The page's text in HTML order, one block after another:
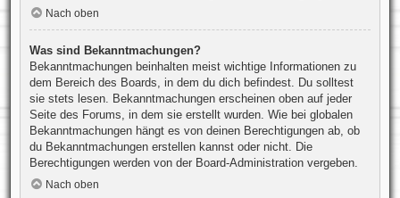
Nach oben
Was sind Bekanntmachungen?
Bekanntmachungen beinhalten meist wichtige Informationen zu
dem Bereich des Boards, in dem du dich befindest. Du solltest
sie stets lesen. Bekanntmachungen erscheinen oben auf jeder
Seite des Forums, in dem sie erstellt wurden. Wie bei globalen
Bekanntmachungen hängt es von deinen Berechtigungen ab, ob
du Bekanntmachungen erstellen kannst oder nicht. Die
Berechtigungen werden von der Board-Administration vergeben.
Nach oben